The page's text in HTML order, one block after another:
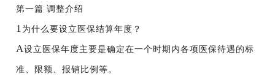
第一篇 调整介绍
1 为什么要设立医保结算年度？
A设立医保年度主要是确定在一个时期内各项医保待遇的标
准、限额、报销比例等。